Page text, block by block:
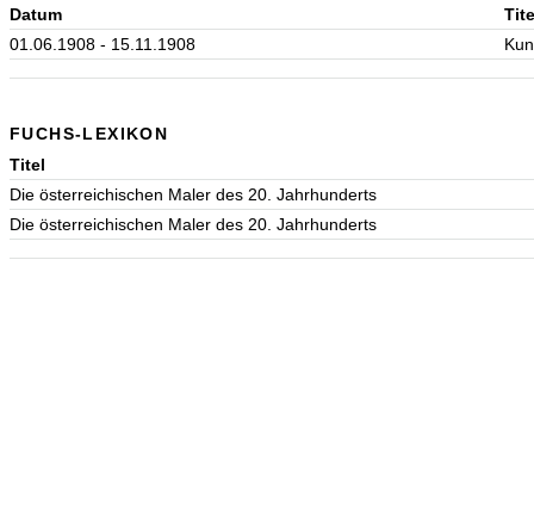
Datum
01.06.1908 - 15.11.1908
FUCHS-LEXIKON
Titel
Die österreichischen Maler des 20. Jahrhunderts
Die österreichischen Maler des 20. Jahrhunderts